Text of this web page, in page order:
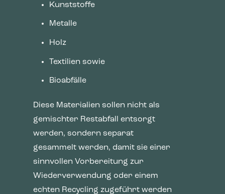
Kunststoffe
Metalle
Holz
Textilien sowie
Bioabfälle
Diese Materialien sollen nicht als
gemischter Restabfall entsorgt
werden, sondern separat
gesammelt werden, damit sie einer
sinnvollen Vorbereitung zur
Wiederverwendung oder einem
echten Recycling zugeführt werden